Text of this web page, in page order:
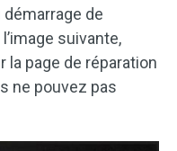
démarrage de
suivante,
page de réparation
ne pouvez pas